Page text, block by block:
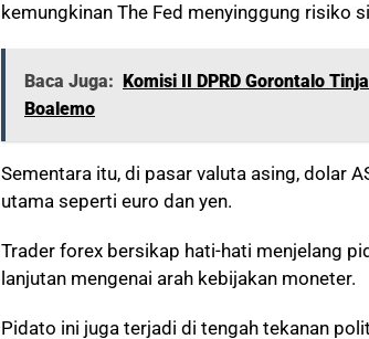
kemungkinan The Fed menyinggung risiko
Baca Juga: Komisi II DPRD Gorontalo
Boalemo
Sementara itu, di pasar valuta asing, dolar
utama seperti euro dan yen.
Trader forex bersikap hati-hati menjelang
lanjutan mengenai arah kebijakan moneter.
Pidato ini juga terjadi di tengah tekanan